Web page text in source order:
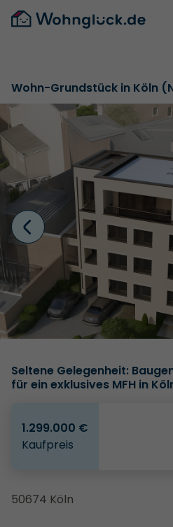
Wohn-Grundstück in Köln
Seltene Gelegenheit:
für ein exklusives MFH in
1.299.000 €
Kaufpreis
50674 Köln